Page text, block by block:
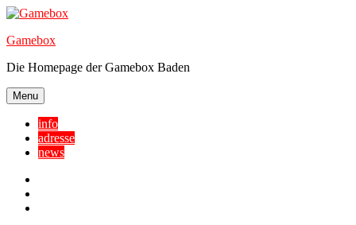
Skip
content
Gamebox
Die Homepage der Gamebox Baden
Menu
info
adresse
news